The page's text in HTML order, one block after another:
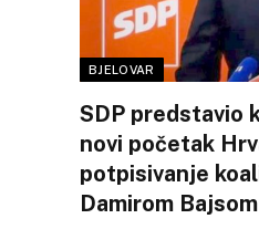
BJELOVAR
SDP predstavio
novi početak
potpisivanje
Damirom Bajsom